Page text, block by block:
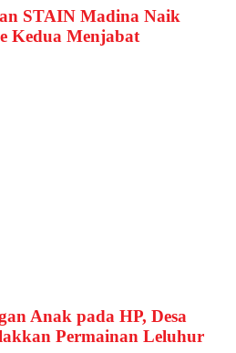
STAIN Madina Naik
Kedua Menjabat
Anak pada HP, Desa
Permainan Leluhur